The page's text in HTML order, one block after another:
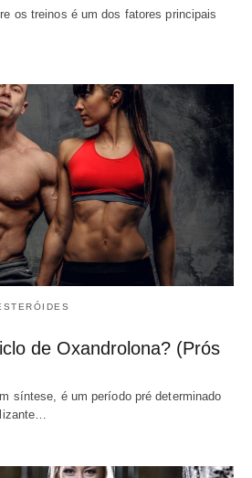
os treinos é um dos fatores principais
de Oxandrolona? (Prós
síntese, é um período pré determinado